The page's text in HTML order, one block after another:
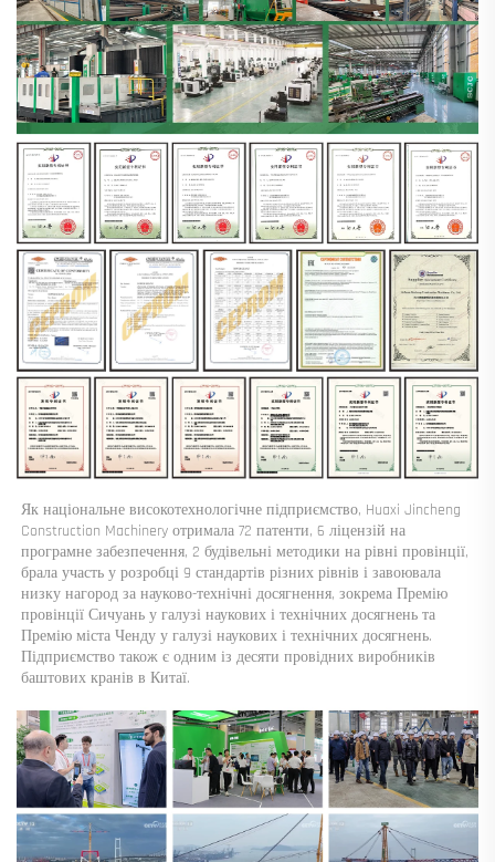
Як національне високотехнологічне підприємство, Huaxi Jincheng
Construction Machinery отримала 72 патенти, 6 ліцензій на
програмне забезпечення, 2 будівельні методики на рівні провінції,
брала участь у розробці 9 стандартів різних рівнів і завоювала
низку нагород за науково-технічні досягнення, зокрема Премію
провінції Сичуань у галузі наукових і технічних досягнень та
Премію міста Ченду у галузі наукових і технічних досягнень.
Підприємство також є одним із десяти провідних виробників
баштових кранів в Китаї.